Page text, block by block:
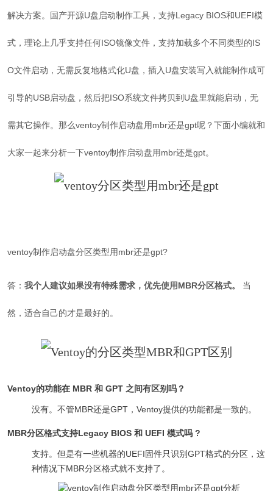
解决方案。国产开源U盘启动制作工具，支持Legacy BIOS和UEFI模
式，理论上几乎支持任何ISO镜像文件，支持加载多个不同类型的IS
O文件启动，无需反复地格式化U盘，插入U盘安装写入就能制作成可
引导的USB启动盘，然后把ISO系统文件拷贝到U盘里就能启动，无
需其它操作。那么ventoy制作启动盘用mbr还是gpt呢？下面小编就和
大家一起来分析一下ventoy制作启动盘用mbr还是gpt。
ventoy制作启动盘分区类型用mbr还是gpt?
答：我个人建议如果没有特殊需求，优先使用MBR分区格式。 当
然，适合自己的才是最好的。
Ventoy的功能在 MBR 和 GPT 之间有区别吗？
没有。不管MBR还是GPT，Ventoy提供的功能都是一致的。
MBR分区格式支持Legacy BIOS 和 UEFI 模式吗 ?
支持。但是有一些机器的UEFI固件只识别GPT格式的分区，这
种情况下MBR分区格式就不支持了。